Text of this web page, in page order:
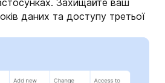
даних та доступу третьої